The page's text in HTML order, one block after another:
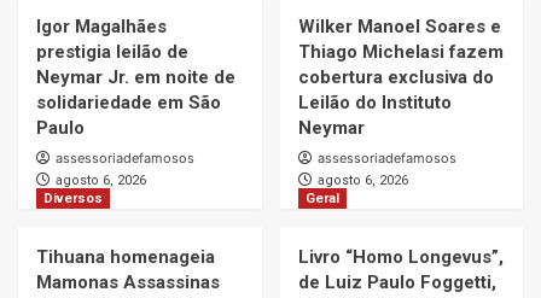
Igor Magalhães
prestigia leilão de
Neymar Jr. em noite de
solidariedade em São
Paulo
assessoriadefamosos
agosto 6, 2026
Wilker Manoel Soares e
Thiago Michelasi fazem
cobertura exclusiva do
Leilão do Instituto
Neymar
assessoriadefamosos
agosto 6, 2026
Diversos
Tihuana homenageia
Mamonas Assassinas
Geral
Livro “Homo Longevus”,
de Luiz Paulo Foggetti,